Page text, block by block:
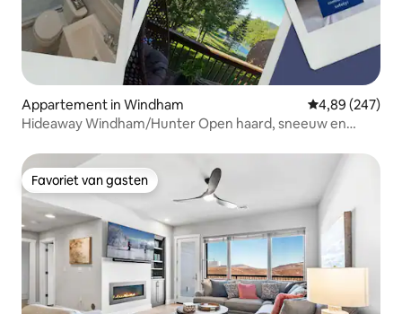
Appartement in Windham Gemiddelde
4,89 (247)
Hideaway Windham/Hunter Open haard, sneeuw en
Favoriet van gasten
Favoriet van gasten